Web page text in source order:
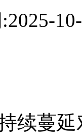
2025-
续蔓